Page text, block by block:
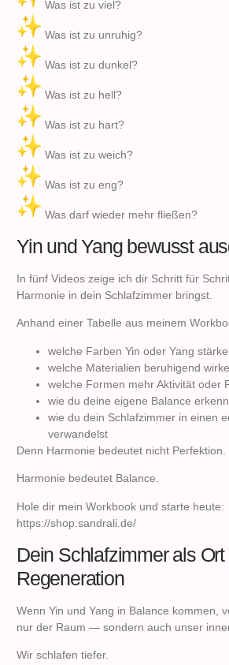
Was ist zu viel?
Was ist zu unruhig?
Was ist zu dunkel?
Was ist zu hell?
Was ist zu hart?
Was ist zu weich?
Was ist zu eng?
Was darf wieder mehr fließen?
Yin und Yang bewusst
In fünf Videos zeige ich dir Schritt für
Harmonie in dein Schlafzimmer bringst.
Anhand einer Tabelle aus meinem
welche Farben Yin oder Yang
welche Materialien beruhigend
welche Formen mehr Aktivität oder
wie du deine eigene Balance
wie du dein Schlafzimmer in einen
verwandelst
Denn Harmonie bedeutet nicht Perfektion.
Harmonie bedeutet Balance.
Hole dir mein Workbook und starte heute:
https://shop.sandrali.de/
Dein Schlafzimmer als Ort
Regeneration
Wenn Yin und Yang in Balance kommen,
nur der Raum — sondern auch unser
Wir schlafen tiefer.